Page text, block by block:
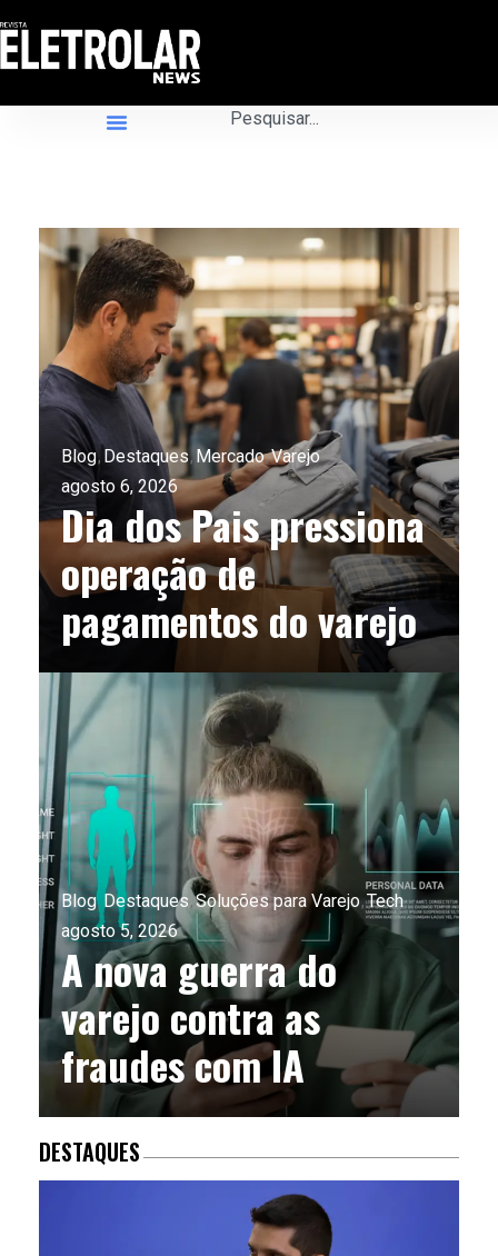
DESTAQUES
Blog Destaques Mercado Varejo
agosto 6, 2026
Dia dos Pais pressiona
operação de
pagamentos do varejo
Blog Destaques Soluções para Varejo Tech
agosto 5, 2026
A nova guerra do
varejo contra as
fraudes com IA